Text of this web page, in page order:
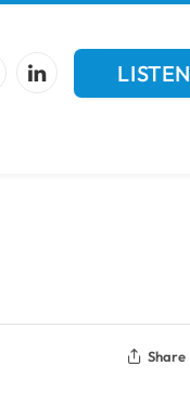
LinkedIn
LISTEN
Share